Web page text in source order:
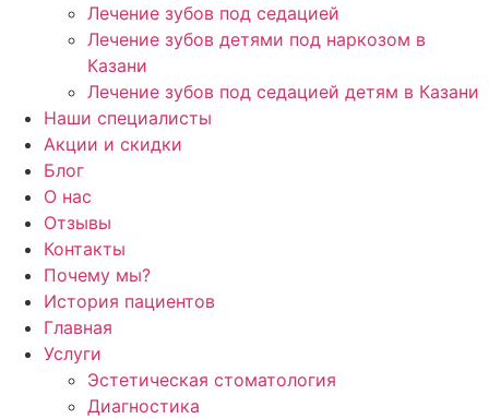
Лечение зубов под седацией
Лечение зубов детями под наркозом в
Казани
Лечение зубов под седацией детям в Казани
Наши специалисты
Акции и скидки
Блог
О нас
Отзывы
Контакты
Почему мы?
История пациентов
Главная
Услуги
Эстетическая стоматология
Диагностика